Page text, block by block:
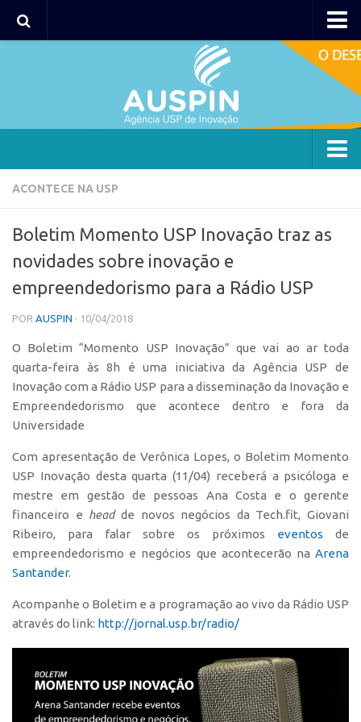
Agência
Coordenação
Polos
Polo Capital
Polo Lorena
Polo Ribeirão Preto
Polo São Carlos
Programas
Bolsa Empreendedorismo
Bolsa Startup USP
PGI-USP
Conexão USP
Conexão Inter-USP
Leis e Normas
Inteligência Competitiva
EMBRAPIIs
ACONTECE NA USP
Boletim Momento USP Inovação traz as
novidades sobre inovação e
empreendedorismo para a Rádio USP
POR AUSPIN · 10/04/2018
O Boletim “Momento USP Inovação” que vai ao ar toda
quarta-feira às 8h é uma iniciativa da Agência USP de
Inovação com a Rádio USP para a disseminação da Inovação e
Empreendedorismo que acontece dentro e fora da
Universidade
Com apresentação de Verônica Lopes, o Boletim Momento
USP Inovação desta quarta (11/04) receberá a psicóloga e
mestre em gestão de pessoas Ana Costa e o gerente
financeiro e headde novos negócios da Tech.fit, Giovani
Ribeiro, para falar sobre os próximos eventos de
empreendedorismo e negócios que acontecerão na Arena
Santander.
Acompanhe o Boletim e a programação ao vivo da Rádio USP
através do link: http://jornal.usp.br/radio/